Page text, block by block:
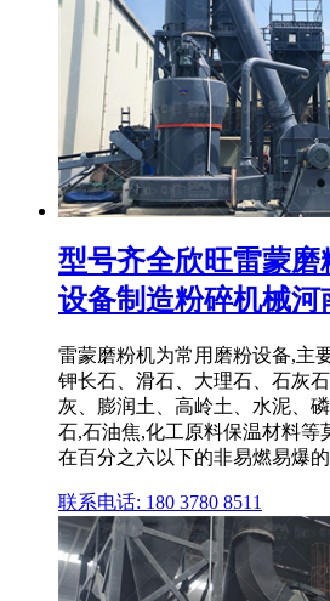
型号齐全欣旺雷蒙
设备制造粉碎机械河
雷蒙磨粉机为常用磨粉设备,主
钾长石、滑石、大理石、石灰
灰、膨润土、高岭土、水泥、
石,石油焦,化工原料保温材料等
在百分之六以下的非易燃易爆
联系电话: 180 3780 8511